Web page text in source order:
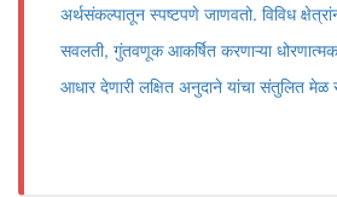
अर्थसंकल्पातून स्पष्टपणे जाणवतो. विविध
सवलती, गुंतवणूक आकर्षित करणाऱ्या
आधार देणारी लक्षित अनुदाने यांचा संतुलित